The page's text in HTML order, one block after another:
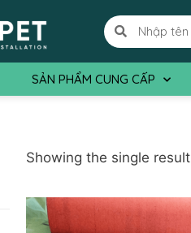
SẢN PHẨM CUNG CẤP
Showing the single result